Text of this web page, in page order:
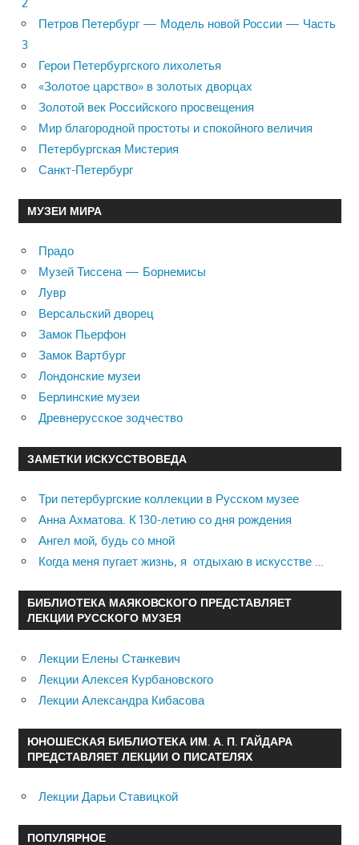
Петров Петербург — Модель новой России — Часть
3
Герои Петербургского лихолетья
«Золотое царство» в золотых дворцах
Золотой век Российского просвещения
Мир благородной простоты и спокойного величия
Петербургская Мистерия
Санкт-Петербург
МУЗЕИ МИРА
Прадо
Музей Тиссена — Борнемисы
Лувр
Версальский дворец
Замок Пьерфон
Замок Вартбург
Лондонские музеи
Берлинские музеи
Древнерусское зодчество
ЗАМЕТКИ ИСКУССТВОВЕДА
Три петербургские коллекции в Русском музее
Анна Ахматова. К 130-летию со дня рождения
Ангел мой, будь со мной
Когда меня пугает жизнь, я отдыхаю в искусстве …
БИБЛИОТЕКА МАЯКОВСКОГО ПРЕДСТАВЛЯЕТ
ЛЕКЦИИ РУССКОГО МУЗЕЯ
Лекции Елены Станкевич
Лекции Алексея Курбановского
Лекции Александра Кибасова
ЮНОШЕСКАЯ БИБЛИОТЕКА ИМ. А. П. ГАЙДАРА
ПРЕДСТАВЛЯЕТ ЛЕКЦИИ О ПИСАТЕЛЯХ
Лекции Дарьи Ставицкой
ПОПУЛЯРНОЕ